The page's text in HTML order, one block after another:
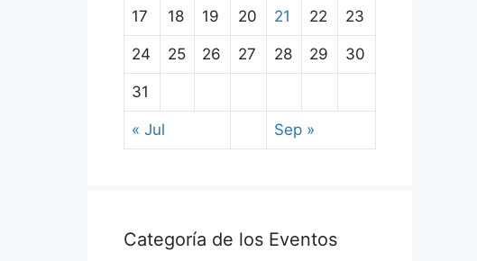
17 18 19 20 21 22 23
24 25 26 27 28 29 30
31
« Jul Sep »
Categoría de los Eventos